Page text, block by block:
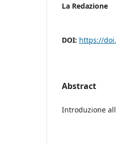
La Redazione
DOI: https://
Abstract
Introduzione